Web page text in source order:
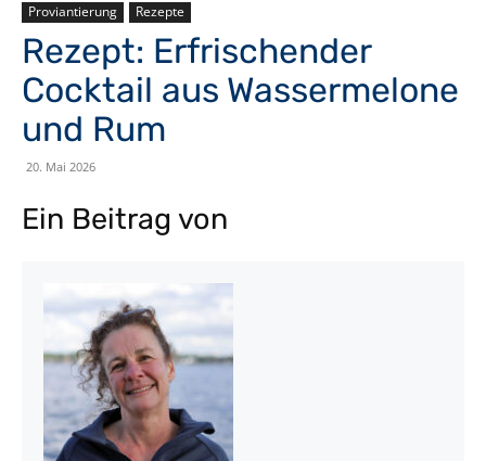
Proviantierung Rezepte
Rezept: Erfrischender
Cocktail aus Wassermelone
und Rum
20. Mai 2026
Ein Beitrag von